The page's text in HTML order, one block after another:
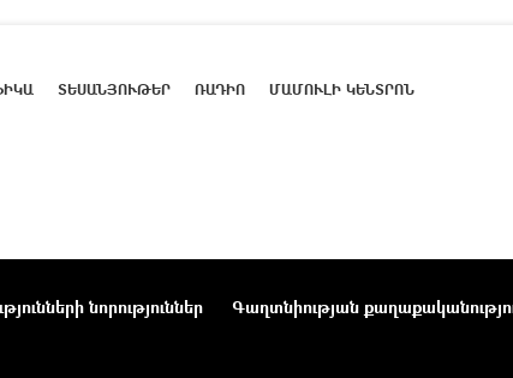
ՏԵՍԱՆՅՈՒԹԵՐ ՌԱԴԻՈ ՄԱՄՈՒԼԻ ԿԵՆՏՐՈՆ
նորություններ
Գաղտնիության